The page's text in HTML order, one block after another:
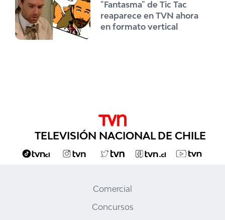
"Fantasma" de Tic Tac
reaparece en TVN ahora
en formato vertical
TELEVISIÓN NACIONAL DE CHILE
Comercial
Concursos